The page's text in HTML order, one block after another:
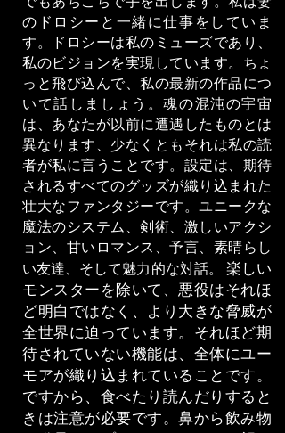
のドロシーと一緒に仕事をしていま
す。ドロシーは私のミューズであり、
私のビジョンを実現しています。ちょ
っと飛び込んで、私の最新の作品につ
いて話しましょう。魂の混沌の宇宙
は、あなたが以前に遭遇したものとは
異なります、少なくともそれは私の読
者が私に言うことです。設定は、期待
されるすべてのグッズが織り込まれた
壮大なファンタジーです。ユニークな
魔法のシステム、剣術、激しいアクシ
ョン、甘いロマンス、予言、素晴らし
い友達、そして魅力的な対話。
楽しい
モンスターを除いて、悪役はそれほ
ど明白ではなく、より大きな脅威が
全世界に迫っています。それほど期
待されていない機能は、全体にユー
モアが織り込まれていることです。
ですから、食べたり読んだりすると
きは注意が必要です。鼻から飲み物